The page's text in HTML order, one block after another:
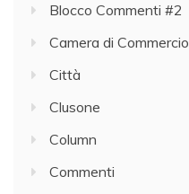
Blocco Commenti #2
Camera di Commercio
Città
Clusone
Column
Commenti